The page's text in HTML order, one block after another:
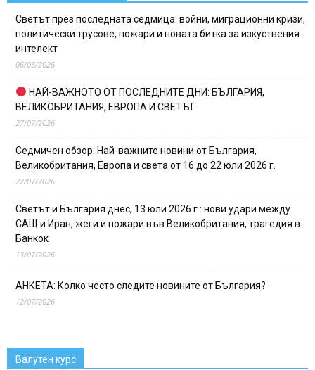
Светът през последната седмица: войни, миграционни кризи,
политически трусове, пожари и новата битка за изкуствения
интелект
06/08/2026
НАЙ-ВАЖНОТО ОТ ПОСЛЕДНИТЕ ДНИ: БЪЛГАРИЯ,
ВЕЛИКОБРИТАНИЯ, ЕВРОПА И СВЕТЪТ
27/07/2026
Седмичен обзор: Най-важните новини от България,
Великобритания, Европа и света от 16 до 22 юли 2026 г.
22/07/2026
Светът и България днес, 13 юли 2026 г.: нови удари между
САЩ и Иран, жеги и пожари във Великобритания, трагедия в
Банкок
13/07/2026
АНКЕТА: Колко често следите новините от България?
12/07/2026
Валутен курс